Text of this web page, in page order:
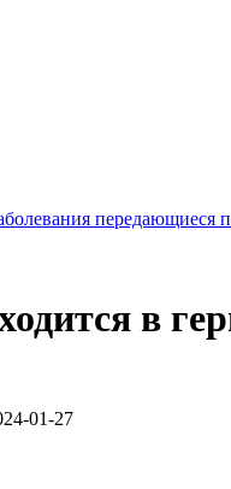
передающиеся
в
01-27